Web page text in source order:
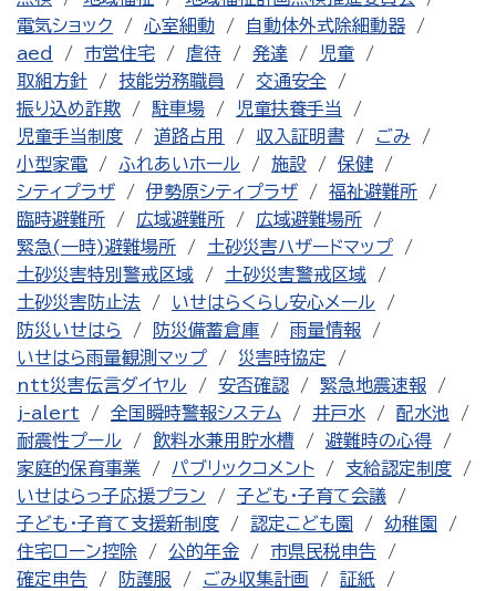
電気ショック
心室細動
自動体外式除細動器
aed
市営住宅 虐待 発達
児童
取組方針
技能労務職員
交通安全
振り込め詐欺
駐車場
児童扶養手当
児童手当制度
道路占用 収入証明書
ごみ
小型家電
ふれあいホール 施設
保健
シティプラザ
伊勢原シティプラザ
福祉避難所
臨時避難所
広域避難所
広域避難場所
緊急(一時)避難場所
土砂災害ハザードマップ
土砂災害特別警戒区域
土砂災害警戒区域
土砂災害防止法
いせはらくらし安心メール
防災いせはら
防災備蓄倉庫
雨量情報
いせはら雨量観測マップ
災害時協定
ntt災害伝言ダイヤル
安否確認
緊急地震速報
j-alert
全国瞬時警報システム 井戸水
配水池
耐震性プール
飲料水兼用貯水槽
避難時の心得
家庭的保育事業
パブリックコメント
支給認定制度
いせはらっ子応援プラン
子ども・子育て会議
子ども・子育て支援新制度
認定こども園
幼稚園
住宅ローン控除
公的年金
市県民税申告
確定申告
防護服 ごみ収集計画
証紙